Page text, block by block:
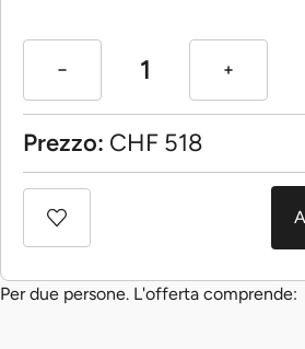
Prezzo: CHF 518
Per due persone. L'offerta comprende: